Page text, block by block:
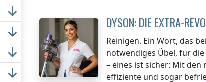
DYSON: DIE EXTRA-
Reinigen. Ein Wort, das
notwendiges Übel, für
– eines ist sicher: Mit
effiziente und sogar